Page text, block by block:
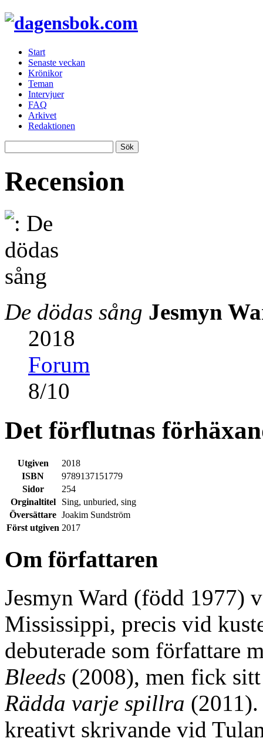
Start
Senaste veckan
Krönikor
Teman
Intervjuer
FAQ
Arkivet
Redaktionen
Recension
De dödas sång Jesmyn
2018
Forum
8/10
Det förflutnas
Utgiven
2018
ISBN
9789137151779
Sidor
254
Orginaltitel
Sing, unburied, sing
Översättare Joakim Sundström
Först utgiven 2017
Om författaren
Jesmyn Ward (född 1977)
Mississippi, precis vid
debuterade som författare
Bleeds (2008), men fick
Rädda varje spillra
kreativt skrivande vid